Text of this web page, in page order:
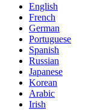
English
French
German
Portuguese
Spanish
Russian
Japanese
Korean
Arabic
Irish